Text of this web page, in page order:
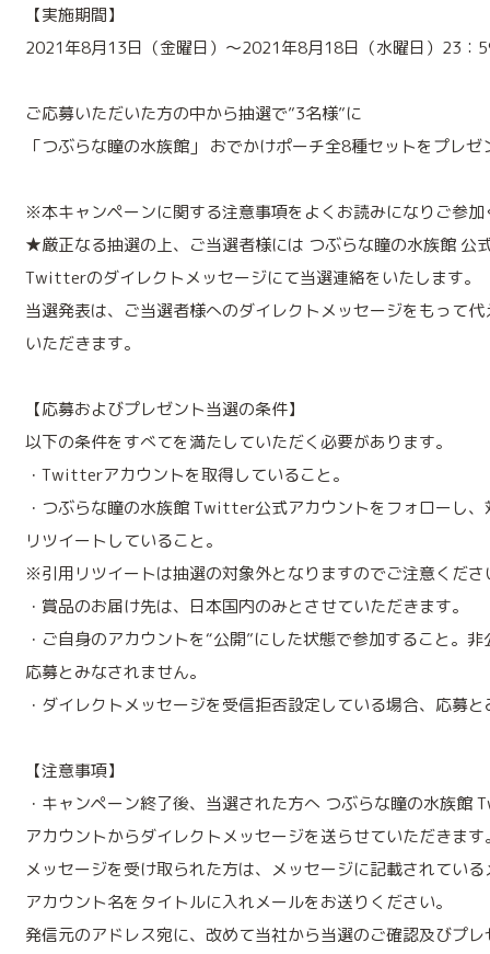
【実施期間】
2021年8月13日（金曜日）～2021年8月18日（水曜日）23：
ご応募いただいた方の中から抽選で”3名様”に
「つぶらな瞳の水族館」 おでかけポーチ全8種セットをプレゼ
※本キャンペーンに関する注意事項をよくお読みになりご参加
★厳正なる抽選の上、ご当選者様には つぶらな瞳の水族館 公
Twitterのダイレクトメッセージにて当選連絡をいたします。
当選発表は、ご当選者様へのダイレクトメッセージをもって代
いただきます。
【応募およびプレゼント当選の条件】
以下の条件をすべてを満たしていただく必要があります。
・Twitterアカウントを取得していること。
・つぶらな瞳の水族館 Twitter公式アカウントをフォローし、
リツイートしていること。
※引用リツイートは抽選の対象外となりますのでご注意くださ
・賞品のお届け先は、日本国内のみとさせていただきます。
・ご自身のアカウントを“公開”にした状態で参加すること。
応募とみなされません。
・ダイレクトメッセージを受信拒否設定している場合、応募
【注意事項】
・キャンペーン終了後、当選された方へ つぶらな瞳の水族館
アカウントからダイレクトメッセージを送らせていただきます
メッセージを受け取られた方は、メッセージに記載されてい
アカウント名をタイトルに入れメールをお送りください。
発信元のアドレス宛に、改めて当社から当選のご確認及びプ